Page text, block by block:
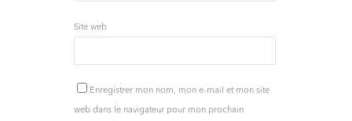
Site web
Enregistrer mon nom, mon e-mail et mon site
web dans le navigateur pour mon prochain